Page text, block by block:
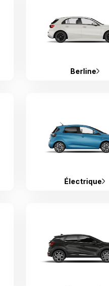
Berline
Électrique